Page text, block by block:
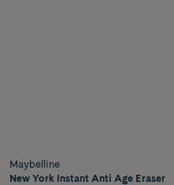
Maybelline
New York Instant Anti Age Eraser